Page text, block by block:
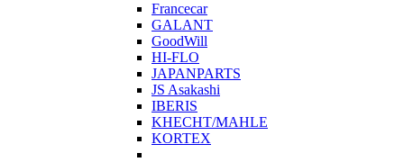
Francecar
GALANT
GoodWill
HI-FLO
JAPANPARTS
JS Asakashi
IBERIS
KHECHT/MAHLE
KORTEX